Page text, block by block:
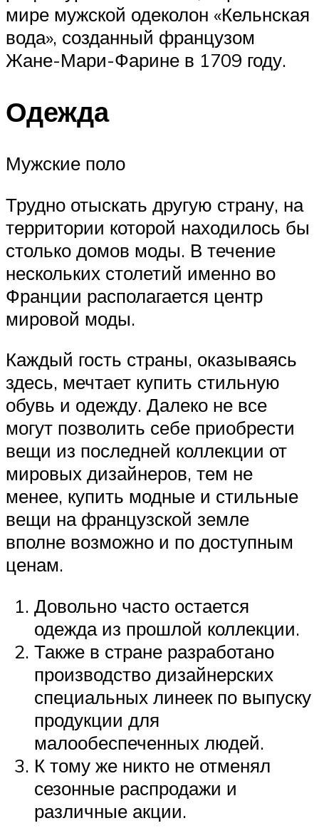
мире мужской одеколон «Кельнская
вода», созданный французом
Жане-Мари-Фарине в 1709 году.
Одежда
Мужские поло
Трудно отыскать другую страну, на
территории которой находилось бы
столько домов моды. В течение
нескольких столетий именно во
Франции располагается центр
мировой моды.
Каждый гость страны, оказываясь
здесь, мечтает купить стильную
обувь и одежду. Далеко не все
могут позволить себе приобрести
вещи из последней коллекции от
мировых дизайнеров, тем не
менее, купить модные и стильные
вещи на французской земле
вполне возможно и по доступным
ценам.
Довольно часто остается
одежда из прошлой коллекции.
Также в стране разработано
производство дизайнерских
специальных линеек по выпуску
продукции для
малообеспеченных людей.
К тому же никто не отменял
сезонные распродажи и
различные акции.